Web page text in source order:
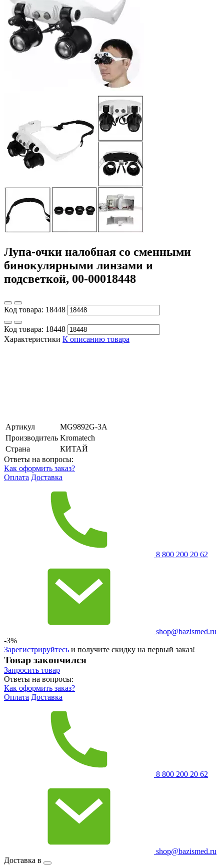
Лупа-очки налобная со сменными
бинокулярными линзами и
подсветкой, 00-00018448
Код товара: 18448
Код товара: 18448
Характеристики К описанию товара
Артикул
MG9892G-3A
Производитель Kromatech
Страна
КИТАЙ
Ответы на вопросы:
Как оформить заказ?
Оплата Доставка
8 800 200 20 62
shop@bazismed.ru
-3%
Зарегистрируйтесь и получите скидку на первый заказ!
Товар закончился
Запросить товар
Ответы на вопросы:
Как оформить заказ?
Оплата Доставка
8 800 200 20 62
shop@bazismed.ru
Доставка в